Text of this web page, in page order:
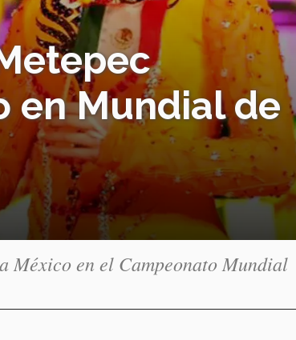
en Mundial de
México en el Campeonato Mundial